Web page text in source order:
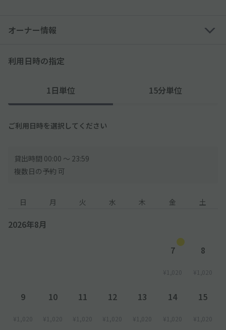
オーナー情報
利用日時の指定
1日単位 15分単位
ご利用日時を選択してください
貸出時間 00:00 〜 23:59
複数日の予約 可
日 月 火 水 木 金 土
2026年8月
7
¥1,020
8
¥1,020
9
¥1,020
10
¥1,020
11
¥1,020
12
¥1,020
13
¥1,020
14
¥1,020
15
¥1,020